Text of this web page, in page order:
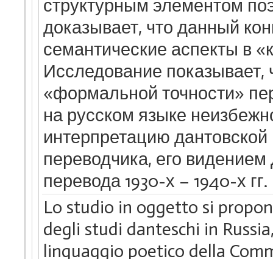
структурным элементом
доказывает, что данный
семантические аспекты в
Исследование показывает,
«формальной точности»
на русском языке
интерпретацию
переводчика, его
перевода 1930-х – 1940-х гг.
Lo studio in oggetto si
degli studi danteschi in
linguaggio poetico della